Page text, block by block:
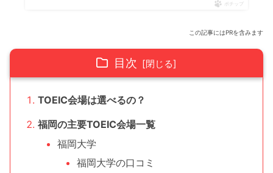
ポチップ
この記事にはPRを含みます
目次
TOEIC会場は選べるの？
福岡の主要TOEIC会場一覧
福岡大学
福岡大学の口コミ